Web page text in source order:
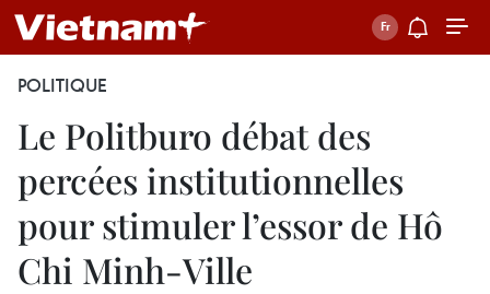
POLITIQUE
Le Politburo débat des
percées institutionnelles
pour stimuler l’essor de Hô
Chi Minh-Ville